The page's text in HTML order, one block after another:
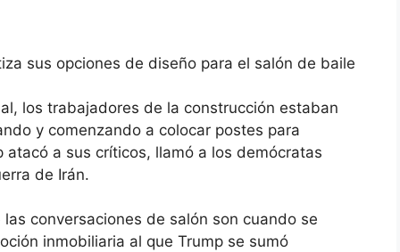
sus opciones de diseño para el salón de baile
los trabajadores de la construcción estaban
y comenzando a colocar postes para
a sus críticos, llamó a los demócratas
de Irán.
conversaciones de salón son cuando se
inmobiliaria al que Trump se sumó